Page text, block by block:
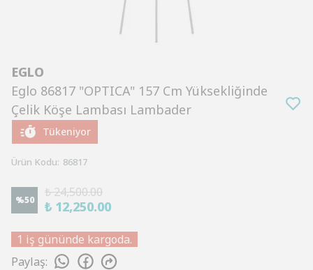
EGLO
Eglo 86817 "OPTICA" 157 Cm Yüksekliğinde
Çelik Köşe Lambası Lambader
Tükeniyor
Ürün Kodu: 86817
%50
₺ 24,500.00
₺ 12,250.00
1 iş gününde kargoda.
Paylaş: